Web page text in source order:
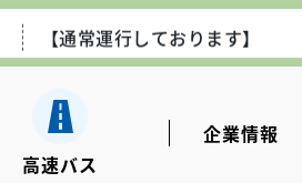
【通常運行しております】
【土日祝のみ運行しております。】
⾼速バス
企業情報